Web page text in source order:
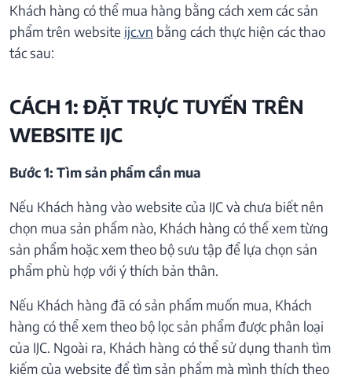
Khách hàng có thể mua hàng bằng cách xem các sản
phẩm trên website ijc.vn bằng cách thực hiện các thao
tác sau:
CÁCH 1: ĐẶT TRỰC TUYẾN TRÊN
WEBSITE IJC
Bước 1: Tìm sản phẩm cần mua
Nếu Khách hàng vào website của IJC và chưa biết nên
chọn mua sản phẩm nào, Khách hàng có thể xem từng
sản phẩm hoặc xem theo bộ sưu tập để lựa chọn sản
phẩm phù hợp với ý thích bản thân.
Nếu Khách hàng đã có sản phẩm muốn mua, Khách
hàng có thể xem theo bộ lọc sản phẩm được phân loại
của IJC. Ngoài ra, Khách hàng có thể sử dụng thanh tìm
kiếm của website để tìm sản phẩm mà mình thích theo